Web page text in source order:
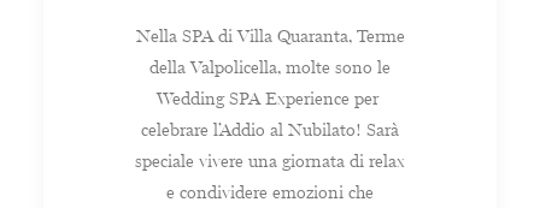
Nella SPA di Villa Quaranta, Terme
della Valpolicella, molte sono le
Wedding SPA Experience per
celebrare l’Addio al Nubilato! Sarà
speciale vivere una giornata di relax
e condividere emozioni che